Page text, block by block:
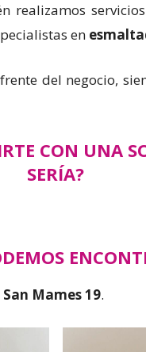
realizamos
en
del negocio,
CON UNA
SERÍA?
Mames 19.